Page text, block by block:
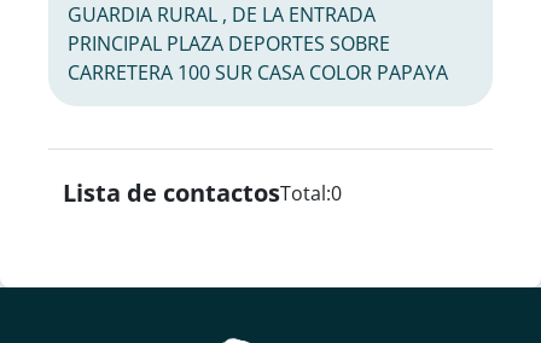
GUARDIA RURAL , DE LA ENTRADA
PRINCIPAL PLAZA DEPORTES SOBRE
CARRETERA 100 SUR CASA COLOR PAPAYA
Lista de contactosTotal:0